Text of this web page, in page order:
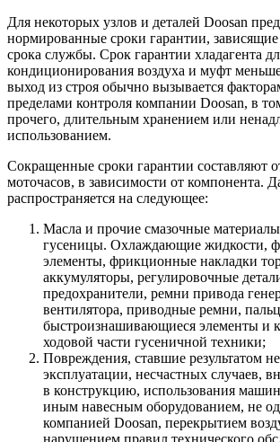
Для некоторых узлов и деталей Doosan
нормированные сроки гарантии, зависящие
срока службы. Срок гарантии хладагента
кондиционирования воздуха и муфт
выход из строя обычно вызывается
пределами контроля компании Doosan, в
прочего, длительным хранением или
использованием.
Сокращенные сроки гарантии составляют
моточасов, в зависимости от компонента.
распространяется на следующее:
Масла и прочие смазочные
гусеницы. Охлаждающие жидкости,
элементы, фрикционные накладки
аккумуляторы, регулировочные
предохранители, ремни привода
вентилятора, приводные ремни,
быстроизнашивающиеся элементы и
ходовой части гусеничной техники;
Повреждения, ставшие результатом
эксплуатации, несчастных случаев,
в конструкцию, использования
иным навесным оборудованием, не
компанией Doosan, перекрытием
нарушением правил технического